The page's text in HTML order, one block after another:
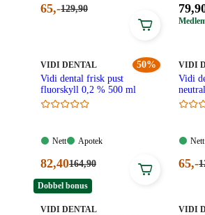
Nåværende
65,-Førpris:
129,90
Pris:
79
50%
MERKE:
VIDI DENTAL
Vidi dental frisk pust
fluorskyll 0,2 % 500 ml
Nett:
Nett
Apotek:
Apotek
Nåværende
pris:
82,40
kroner.
82,40Førpris:
kroner.
164,90
VIDI
Vidi
Nett:
Nett
65,-
Dobbel bonus
MERKE:
VIDI DENTAL VIDI